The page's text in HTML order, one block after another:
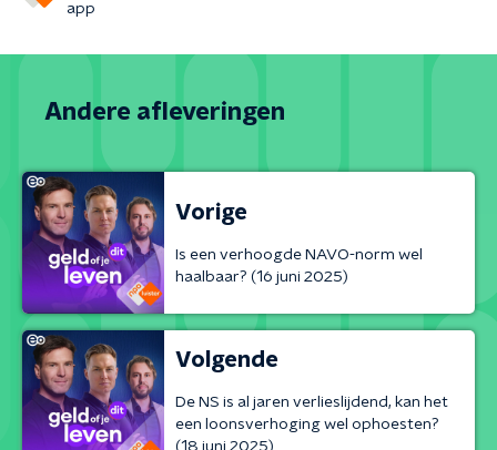
app
Andere afleveringen
Vorige
Is een verhoogde NAVO-norm wel
haalbaar? (16 juni 2025)
Volgende
De NS is al jaren verlieslijdend, kan het
een loonsverhoging wel ophoesten?
(18 juni 2025)